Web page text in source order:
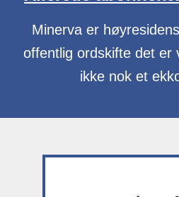
Minerva er
offentlig ordskifte det er
ikke nok et